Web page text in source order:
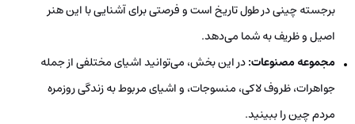
برجسته چینی در طول تاریخ است و فرصتی برای آشنایی با این هنر
اصیل و ظریف به شما می‌دهد.
مجموعه مصنوعات:در این بخش، می‌توانید اشیای مختلفی از جمله
جواهرات، ظروف لاکی، منسوجات، و اشیای مربوط به زندگی روزمره
مردم چین را ببینید.